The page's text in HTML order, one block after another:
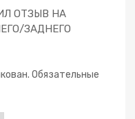
ОТЗЫВ НА
ЗАДНЕГО
Обязательные